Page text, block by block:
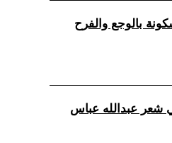
بالوجع والفرح